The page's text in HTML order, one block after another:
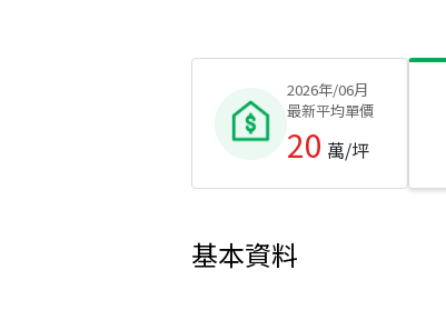
2026年/06月
最新平均單價
20 萬/坪
基本資料